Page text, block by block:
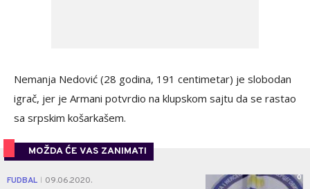
Nemanja Nedović (28 godina, 191 centimetar) je slobodan
igrač, jer je Armani potvrdio na klupskom sajtu da se rastao
sa srpskim košarkašem.
MOŽDA ĆE VAS ZANIMATI
FUDBAL 09.06.2020. 0